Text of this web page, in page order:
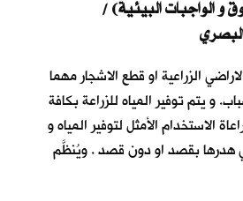
و الواجبات البيئية) /
الزراعية او قطع الاشجار مهما
و يتم توفير المياه للزراعة بكافة
الاستخدام الأمثل لتوفير المياه و
بقصد او دون قصد . ويُنظَّم